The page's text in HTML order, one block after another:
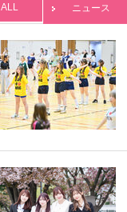
ALL ニュース